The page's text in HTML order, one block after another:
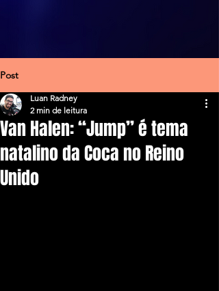
Post
Van Halen: “Jump” é tema
natalino da Coca no Reino
Unido
Luan Radney
2 min de leitura